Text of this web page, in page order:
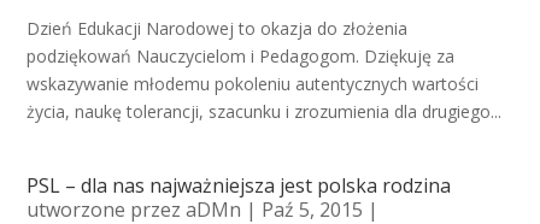
Dzień Edukacji Narodowej to okazja do złożenia
podziękowań Nauczycielom i Pedagogom. Dziękuję za
wskazywanie młodemu pokoleniu autentycznych wartości
życia, naukę tolerancji, szacunku i zrozumienia dla drugiego...
PSL – dla nas najważniejsza jest polska rodzina
utworzone przezaDMn | Paź 5, 2015 |